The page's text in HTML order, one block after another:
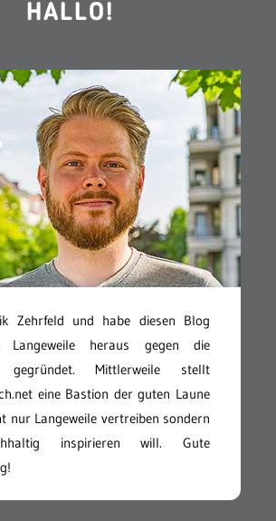
HALLO!
Zehrfeld und habe diesen Blog
heraus gegen die
gegründet. Mittlerweile stellt
eine Bastion der guten Laune
nur Langeweile vertreiben sondern
inspirieren will. Gute